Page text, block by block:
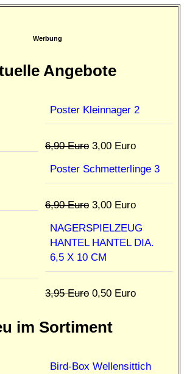
Werbung
Angebote
Poster Kleinnager 2
6,90 Euro 3,00 Euro
Poster Schmetterlinge 3
6,90 Euro 3,00 Euro
NAGERSPIELZEUG
HANTEL HANTEL DIA.
6,5 X 10 CM
3,95 Euro 0,50 Euro
im Sortiment
Bird-Box Wellensittich